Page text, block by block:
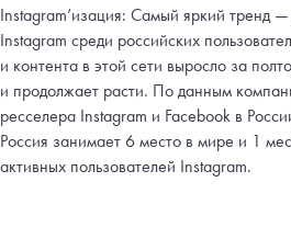
Instagram’изация: Самый яркий тренд
Instagram среди российских
и контента в этой сети выросло за
и продолжает расти. По данным
ресселера Instagram и Facebook в
Россия занимает 6 место в мире и 1
активных пользователей Instagram.